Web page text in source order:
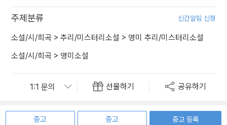
주제분류 신간알림 신청
소설/시/희곡 > 추리/미스터리소설 > 영미 추리/미스터리소설
소설/시/희곡 > 영미소설
선물하기 공유하기
중고
중고
중고 등록